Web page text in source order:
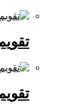
تقویم رومیزی
تقویم دیواری